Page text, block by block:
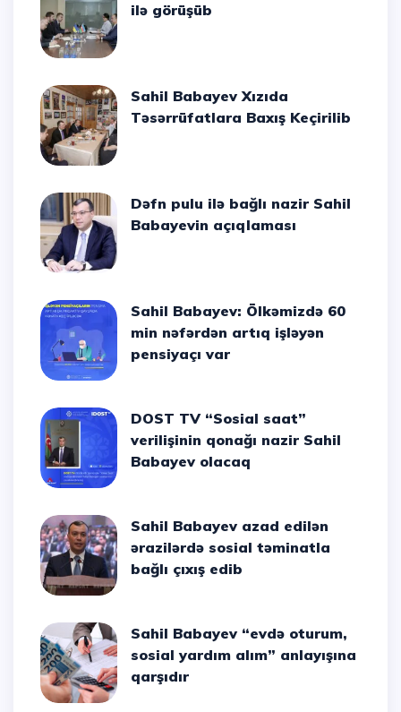
ilə görüşüb
Sahil Babayev Xızıda
Təsərrüfatlara Baxış Keçirilib
Dəfn pulu ilə bağlı nazir Sahil
Babayevin açıqlaması
Sahil Babayev: Ölkəmizdə 60
min nəfərdən artıq işləyən
pensiyaçı var
DOST TV “Sosial saat”
verilişinin qonağı nazir Sahil
Babayev olacaq
Sahil Babayev azad edilən
ərazilərdə sosial təminatla
bağlı çıxış edib
Sahil Babayev “evdə oturum,
sosial yardım alım” anlayışına
qarşıdır